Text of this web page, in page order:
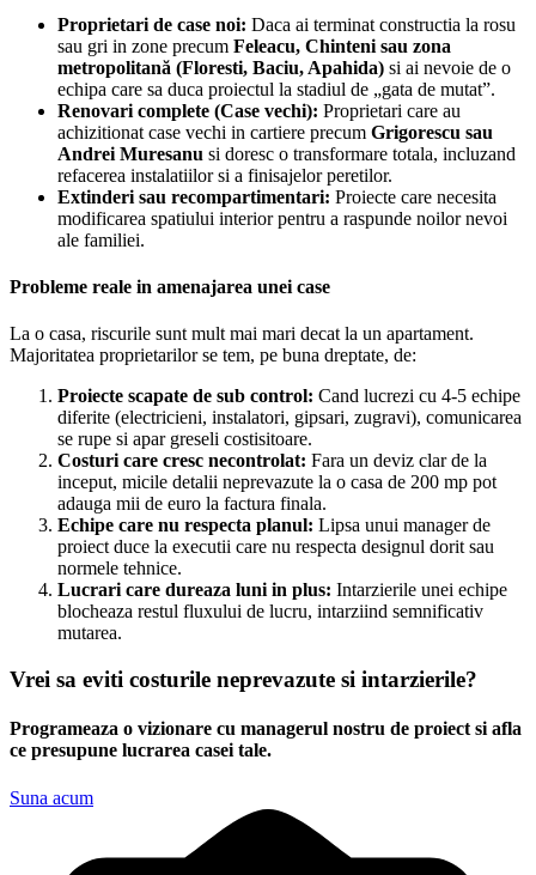
Proprietari de case noi: Daca ai terminat constructia la rosu
sau gri in zone precum Feleacu, Chinteni sau zona
metropolitană (Floresti, Baciu, Apahida) si ai nevoie de o
echipa care sa duca proiectul la stadiul de „gata de mutat”.
Renovari complete (Case vechi): Proprietari care au
achizitionat case vechi in cartiere precum Grigorescu sau
Andrei Muresanu si doresc o transformare totala, incluzand
refacerea instalatiilor si a finisajelor peretilor.
Extinderi sau recompartimentari: Proiecte care necesita
modificarea spatiului interior pentru a raspunde noilor nevoi
ale familiei.
Probleme reale in amenajarea unei case
La o casa, riscurile sunt mult mai mari decat la un apartament.
Majoritatea proprietarilor se tem, pe buna dreptate, de:
Proiecte scapate de sub control: Cand lucrezi cu 4-5 echipe
diferite (electricieni, instalatori, gipsari, zugravi), comunicarea
se rupe si apar greseli costisitoare.
Costuri care cresc necontrolat: Fara un deviz clar de la
inceput, micile detalii neprevazute la o casa de 200 mp pot
adauga mii de euro la factura finala.
Echipe care nu respecta planul: Lipsa unui manager de
proiect duce la executii care nu respecta designul dorit sau
normele tehnice.
Lucrari care dureaza luni in plus: Intarzierile unei echipe
blocheaza restul fluxului de lucru, intarziind semnificativ
mutarea.
Vrei sa eviti costurile neprevazute si intarzierile?
Programeaza o vizionare cu managerul nostru de proiect si afla
ce presupune lucrarea casei tale.
Suna acum